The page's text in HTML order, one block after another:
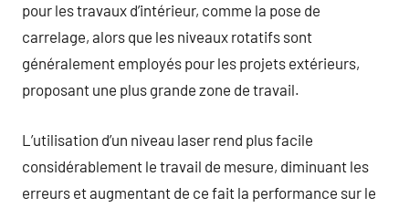
pour les travaux d’intérieur, comme la pose de
carrelage, alors que les niveaux rotatifs sont
généralement employés pour les projets extérieurs,
proposant une plus grande zone de travail.
L’utilisation d’un niveau laser rend plus facile
considérablement le travail de mesure, diminuant les
erreurs et augmentant de ce fait la performance sur le